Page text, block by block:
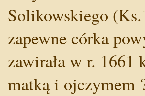
Solikowskiego
zapewne córka
zawirała w r.
matką i ojczymem